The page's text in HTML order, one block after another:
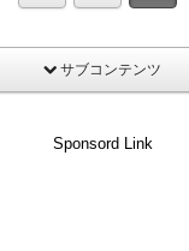
サブコンテンツ
Sponsord Link